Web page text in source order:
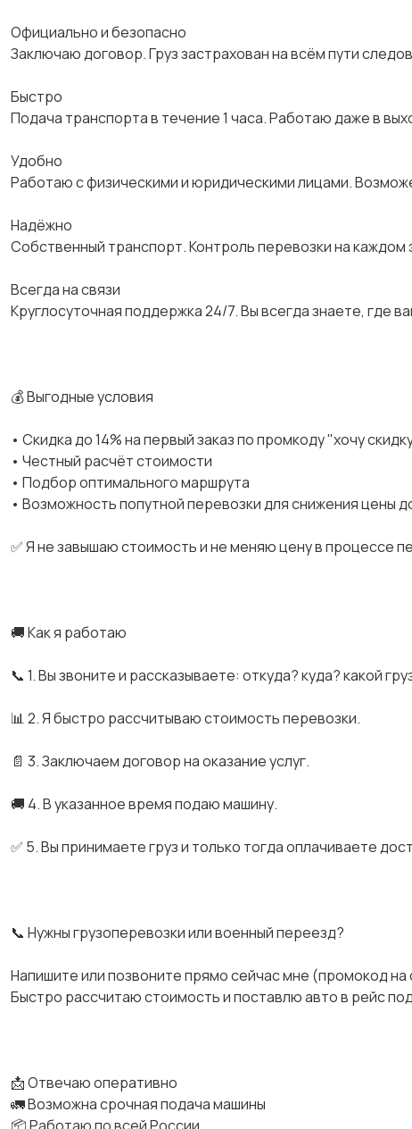
Официально и безопасно
Заключаю договор. Груз застрахован на всём пути
Быстро
Подача транспорта в течение 1 часа. Работаю даже в
Удобно
Работаю с физическими и юридическими лицами.
Надёжно
Собственный транспорт. Контроль перевозки на каждом
Всегда на связи
Круглосуточная поддержка 24/7. Вы всегда знаете, где
💰 Выгодные условия
• Скидка до 14% на первый заказ по промкоду "хочу
• Честный расчёт стоимости
• Подбор оптимального маршрута
• Возможность попутной перевозки для снижения цены
✅ Я не завышаю стоимость и не меняю цену в процессе
🚚 Как я работаю
📞 1. Вы звоните и рассказываете: откуда? куда? какой
📊 2. Я быстро рассчитываю стоимость перевозки.
📄 3. Заключаем договор на оказание услуг.
🚚 4. В указанное время подаю машину.
✅ 5. Вы принимаете груз и только тогда оплачиваете
📞 Нужны грузоперевозки или военный переезд?
Напишите или позвоните прямо сейчас мне (промокод
Быстро рассчитаю стоимость и поставлю авто в рейс
📩 Отвечаю оперативно
🚛 Возможна срочная подача машины